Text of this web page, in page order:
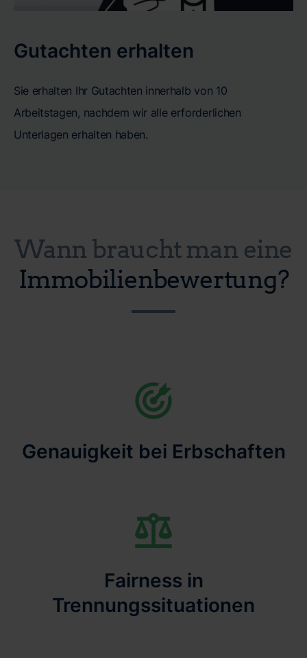
Gutachten erhalten
Sie erhalten Ihr Gutachten innerhalb von 10
Arbeitstagen, nachdem wir alle erforderlichen
Unterlagen erhalten haben.
Wann braucht man eine
Immobilienbewertung?
Genauigkeit bei Erbschaften
Fairness in
Trennungssituationen